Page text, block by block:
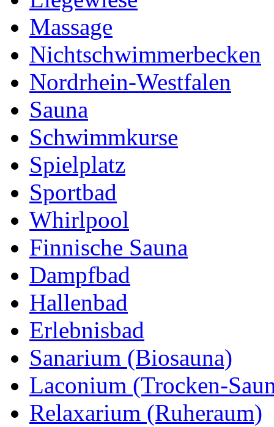
Massage
Nichtschwimmerbecken
Nordrhein-Westfalen
Sauna
Schwimmkurse
Spielplatz
Sportbad
Whirlpool
Finnische Sauna
Dampfbad
Hallenbad
Erlebnisbad
Sanarium (Biosauna)
Laconium (Trocken-
Relaxarium (Ruheraum)